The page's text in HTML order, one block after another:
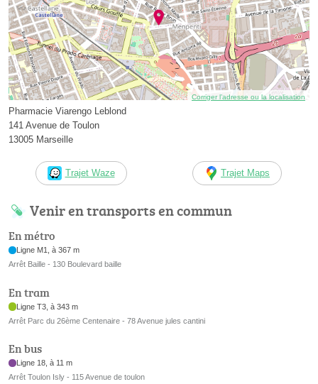
Corriger l’adresse ou la localisation
Pharmacie Viarengo Leblond
141 Avenue de Toulon
13005 Marseille
Trajet Waze Trajet Maps
Venir en transports en commun
En métro
Ligne M1, à 367 m
Arrêt Baille - 130 Boulevard baille
En tram
Ligne T3, à 343 m
Arrêt Parc du 26ème Centenaire - 78 Avenue jules cantini
En bus
Ligne 18, à 11 m
Arrêt Toulon Isly - 115 Avenue de toulon